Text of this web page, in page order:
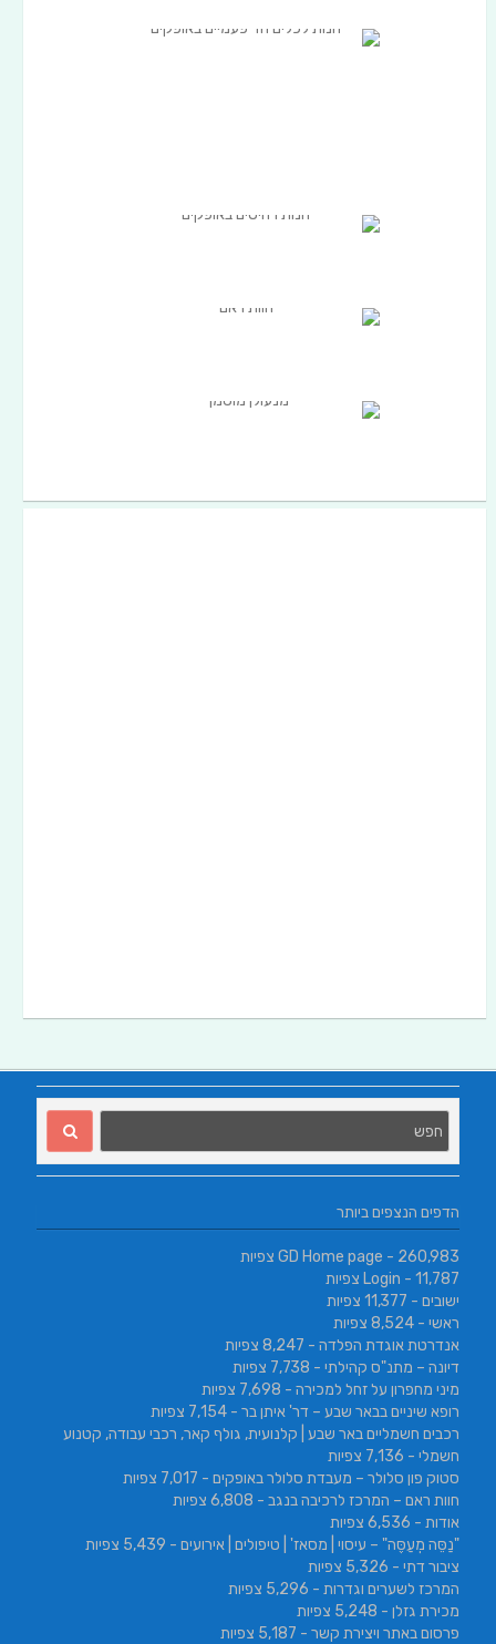
הדפים הנצפים ביותר
GD Home page - 260,983 צפיות
Login - 11,787 צפיות
ישובים - 11,377 צפיות
ראשי - 8,524 צפיות
אנדרטת אוגדת הפלדה - 8,247 צפיות
דיונה – מתנ"ס קהילתי - 7,738 צפיות
מיני מחפרון על זחל למכירה - 7,698 צפיות
רופא שיניים בבאר שבע – דר' איתן בר - 7,154 צפיות
רכבים חשמליים באר שבע | קלנועית, גולף קאר, רכבי עבודה, קטנוע
חשמלי - 7,136 צפיות
סטוק פון סלולר – מעבדת סלולר באופקים - 7,017 צפיות
חוות ראם – המרכז לרכיבה בנגב - 6,808 צפיות
אודות - 6,536 צפיות
"נַסֵּה מְעַסֶּה" – עיסוי | מסאז' | טיפולים | אירועים - 5,439 צפיות
ציבור דתי - 5,326 צפיות
המרכז לשערים וגדרות - 5,296 צפיות
מכירת גזלן - 5,248 צפיות
פרסום באתר ויצירת קשר - 5,187 צפיות